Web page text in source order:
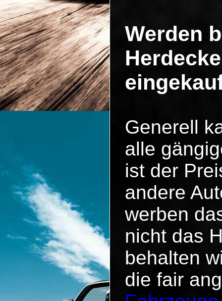
Werden
Generell
alle
ist der
andere
werben
nicht das
behalten
die fair